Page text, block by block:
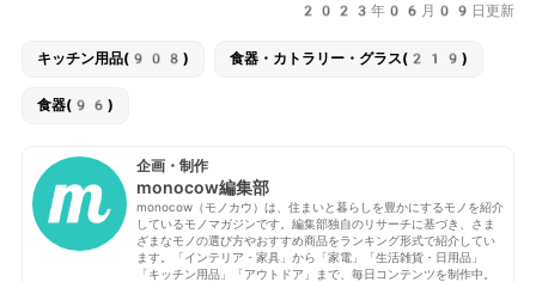
2023年06月09日更新
キッチン用品(908) 食器・カトラリー・グラス(219)
食器(96)
企画・制作
monocow編集部
monocow（モノカウ）は、住まいと暮らしを豊かにするモノを紹介
しているモノマガジンです。編集部独自のリサーチに基づき、さま
ざまなモノの選び方やおすすめ商品をランキング形式で紹介してい
ます。「インテリア・家具」から「家電」「生活雑貨・日用品」
「キッチン用品」「アウトドア」まで、毎日コンテンツを制作中。